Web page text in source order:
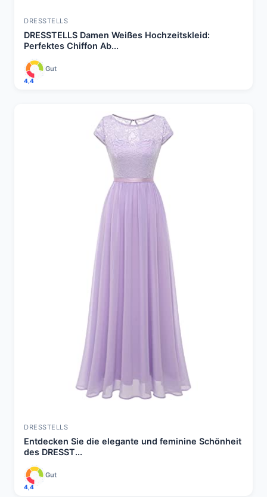
DRESSTELLS
DRESSTELLS Damen Weißes Hochzeitskleid:
Perfektes Chiffon Ab...
4,4
Gut
DRESSTELLS
Entdecken Sie die elegante und feminine Schönheit
des DRESST...
4,4
Gut